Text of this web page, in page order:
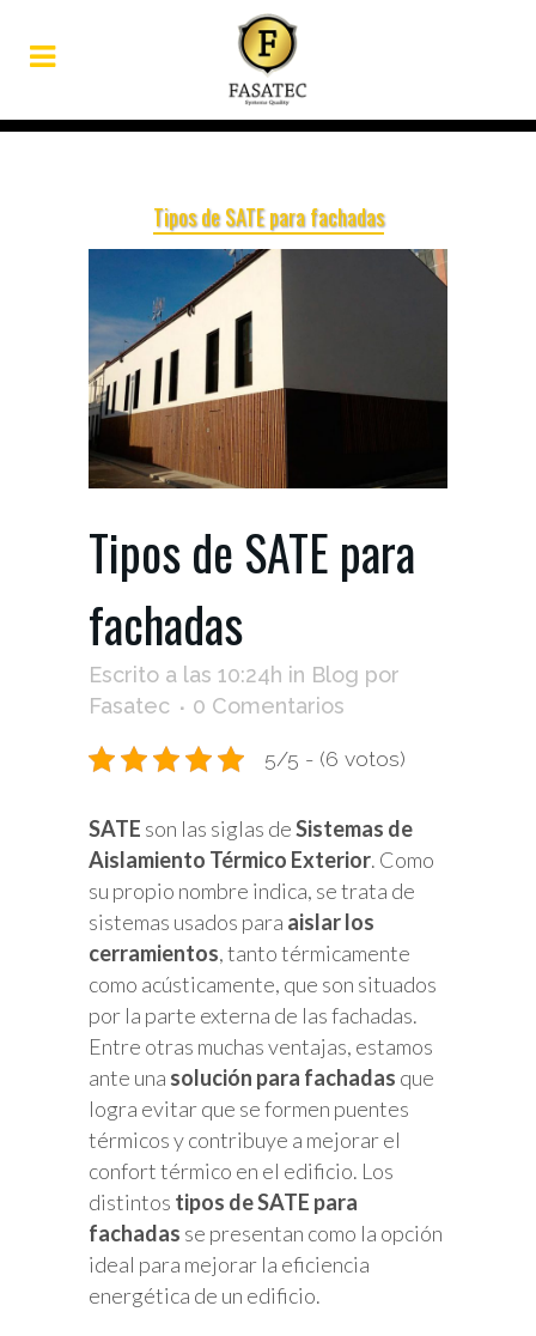
Tipos de SATE para fachadas
Tipos de SATE para
fachadas
Escrito a las 10:24h in Blog por
Fasatec
0 Comentarios
5/5 - (6 votos)
SATE son las siglas deSistemas de
Aislamiento Térmico Exterior. Como
su propio nombre indica, se trata de
sistemas usados para aislar los
cerramientos, tanto térmicamente
como acústicamente, que son situados
por la parte externa de las fachadas.
Entre otras muchas ventajas, estamos
ante una solución para fachadas que
logra evitar que se formen puentes
térmicos y contribuye a mejorar el
confort térmico en el edificio. Los
distintos tipos de SATE para
fachadas se presentan como la opción
ideal para mejorar la eficiencia
energética de un edificio.